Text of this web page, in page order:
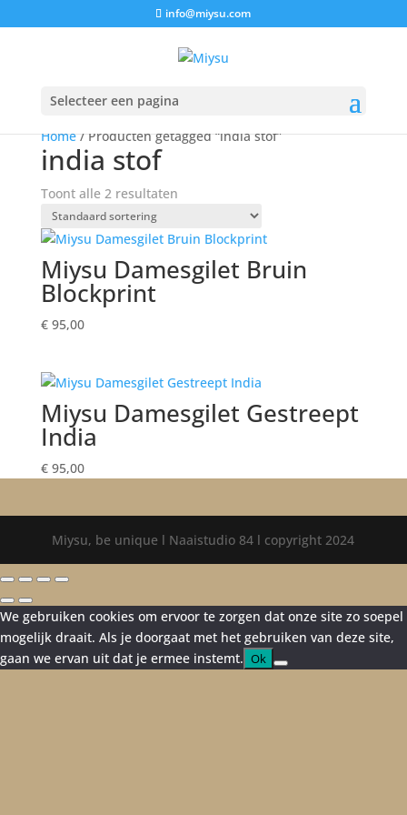
info@miysu.com
Selecteer een pagina
Home/ Producten getagged “india stof”
india stof
Toont alle 2 resultaten
Miysu Damesgilet Bruin
Blockprint
€95,00
Miysu Damesgilet Gestreept
India
€95,00
Miysu, be unique l Naaistudio 84 l copyright 2024
We gebruiken cookies om ervoor te zorgen dat onze site zo soepel
mogelijk draait. Als je doorgaat met het gebruiken van deze site,
gaan we ervan uit dat je ermee instemt. Ok